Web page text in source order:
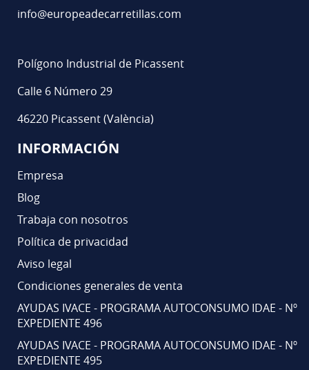
info@europeadecarretillas.com
Polígono Industrial de Picassent
Calle 6 Número 29
46220 Picassent (València)
INFORMACIÓN
Empresa
Blog
Trabaja con nosotros
Política de privacidad
Aviso legal
Condiciones generales de venta
AYUDAS IVACE - PROGRAMA AUTOCONSUMO IDAE - Nº
EXPEDIENTE 496
AYUDAS IVACE - PROGRAMA AUTOCONSUMO IDAE - Nº
EXPEDIENTE 495